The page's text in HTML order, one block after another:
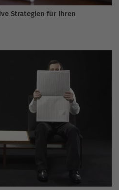
Strategien für Ihren